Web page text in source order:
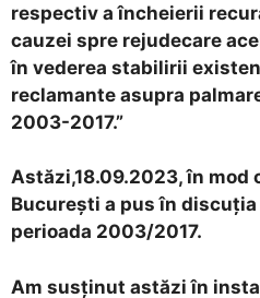
respectiv a încheierii
cauzei spre rejudecare
în vederea stabilirii
reclamante asupra
2003-2017.”
Astăzi,18.09.2023, în mod
Bucureşti a pus în
perioada 2003/2017.
Am susţinut astăzi în